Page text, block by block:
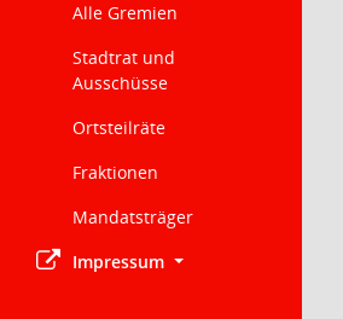
Alle Gremien
Stadtrat und
Ausschüsse
Ortsteilräte
Fraktionen
Mandatsträger
Impressum